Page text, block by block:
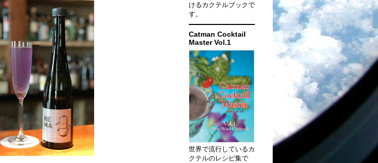
けるカクテルブックで
す。
Catman Cocktail
Master Vol.1
世界で流行しているカ
クテルのレシピ集で